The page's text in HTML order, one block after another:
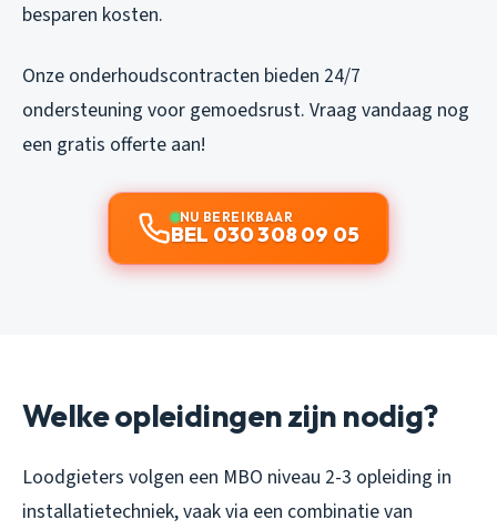
besparen kosten.
Onze onderhoudscontracten bieden 24/7
ondersteuning voor gemoedsrust. Vraag vandaag nog
een gratis offerte aan!
NU BEREIKBAAR
BEL 030 308 09 05
Welke opleidingen zijn nodig?
Loodgieters volgen een MBO niveau 2-3 opleiding in
installatietechniek, vaak via een combinatie van